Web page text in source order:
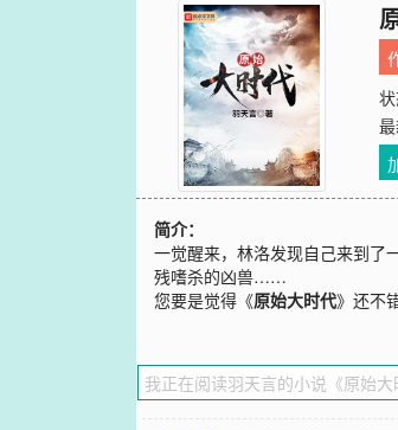
简介：
一觉醒来，林洛发现自己来到
残嗜杀的凶兽……
您要是觉得《原始大时代》还不